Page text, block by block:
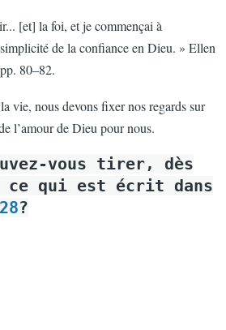
[et] la foi, et je commençai à
de la confiance en Dieu. » Ellen
80–82.
vie, nous devons fixer nos regards sur
l’amour de Dieu pour nous.
vous tirer, dès
ce qui est écrit dans
?